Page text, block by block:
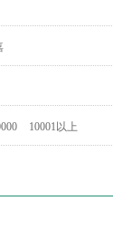
10001以上